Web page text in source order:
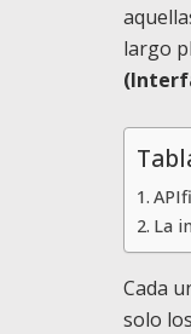
largo
La
Cada
solo